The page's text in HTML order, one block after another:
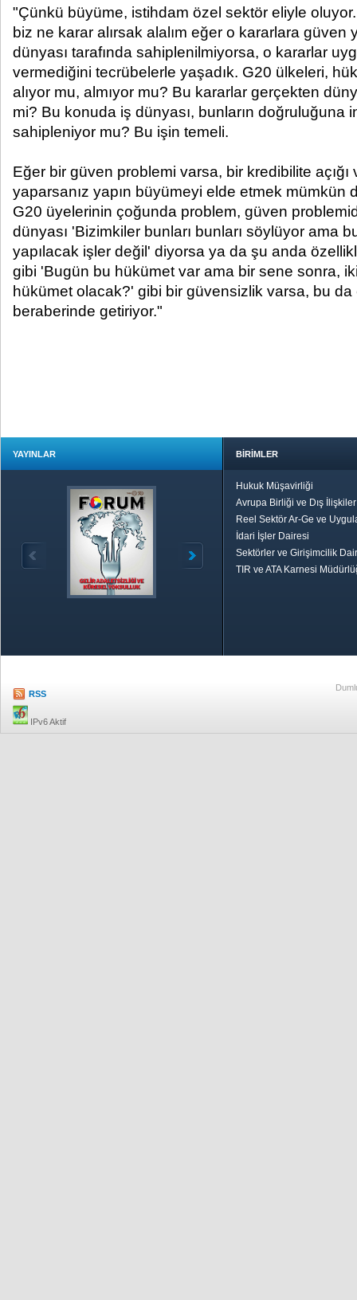
"Çünkü büyüme, istihdam özel sektör eliyle oluyor.
biz ne karar alırsak alalım eğer o kararlara güven
dünyası tarafında sahiplenilmiyorsa, o kararlar
vermediğini tecrübelerle yaşadık. G20 ülkeleri,
alıyor mu, almıyor mu? Bu kararlar gerçekten
mi? Bu konuda iş dünyası, bunların doğruluğuna
sahipleniyor mu? Bu işin temeli.
Eğer bir güven problemi varsa, bir kredibilite
yaparsanız yapın büyümeyi elde etmek mümkün
G20 üyelerinin çoğunda problem, güven
dünyası 'Bizimkiler bunları bunları söylüyor ama
yapılacak işler değil' diyorsa ya da şu anda
gibi 'Bugün bu hükümet var ama bir sene sonra,
hükümet olacak?' gibi bir güvensizlik varsa, bu
beraberinde getiriyor."
YAYINLAR BİRİMLER
Hukuk Müşavirliği
Avrupa Birliği ve Dış
Reel Sektör Ar-Ge ve
İdari İşler Dairesi
Sektörler ve Girişimcilik
TIR ve ATA Karnesi
RSS
IPv6 Aktif